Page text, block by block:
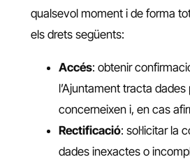
qualsevol moment i de forma
els drets següents:
Accés: obtenir
l’Ajuntament tracta
concerneixen i, en cas
Rectificació: sol·licitar la
dades inexactes o